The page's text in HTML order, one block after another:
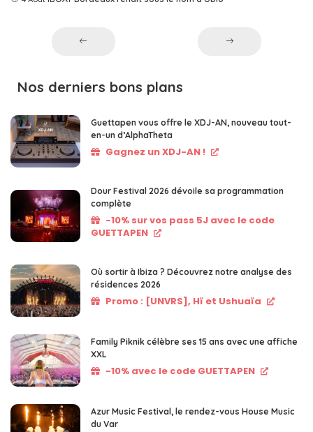
Nos derniers bons plans
Guettapen vous offre le XDJ-AN, nouveau tout-
en-un d’AlphaTheta
Gagnez un XDJ-AN !
Dour Festival 2026 dévoile sa programmation
complète
-10% sur vos pass 5J avec le code
GUETTAPEN
Où sortir à Ibiza ? Découvrez notre analyse des
résidences 2026
Promo : [UNVRS], Hï et Ushuaïa
Family Piknik célèbre ses 15 ans avec une affiche
XXL
-10% avec le code GUETTAPEN
Azur Music Festival, le rendez-vous House Music
du Var